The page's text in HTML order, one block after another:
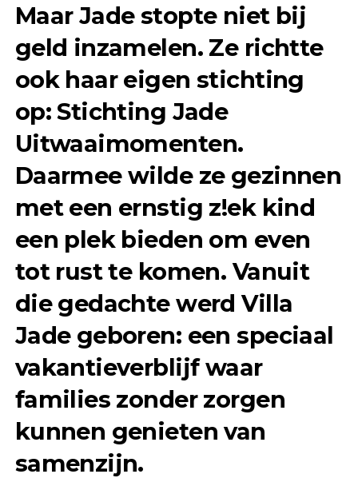
Maar Jade stopte niet bij
geld inzamelen. Ze richtte
ook haar eigen stichting
op:Stichting Jade
Uitwaaimomenten.
Daarmee wilde ze gezinnen
met een ernstig z!ek kind
een plek bieden om even
tot rust te komen. Vanuit
die gedachte werdVilla
Jadegeboren: een speciaal
vakantieverblijf waar
families zonder zorgen
kunnen genieten van
samenzijn.